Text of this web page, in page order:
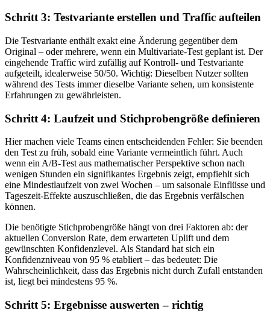
Schritt 3: Testvariante erstellen und Traffic aufteilen
Die Testvariante enthält exakt eine Änderung gegenüber dem
Original – oder mehrere, wenn ein Multivariate-Test geplant ist. Der
eingehende Traffic wird zufällig auf Kontroll- und Testvariante
aufgeteilt, idealerweise 50/50. Wichtig: Dieselben Nutzer sollten
während des Tests immer dieselbe Variante sehen, um konsistente
Erfahrungen zu gewährleisten.
Schritt 4: Laufzeit und Stichprobengröße definieren
Hier machen viele Teams einen entscheidenden Fehler: Sie beenden
den Test zu früh, sobald eine Variante vermeintlich führt. Auch
wenn ein A/B-Test aus mathematischer Perspektive schon nach
wenigen Stunden ein signifikantes Ergebnis zeigt, empfiehlt sich
eine Mindestlaufzeit von zwei Wochen – um saisonale Einflüsse und
Tageszeit-Effekte auszuschließen, die das Ergebnis verfälschen
können.
Die benötigte Stichprobengröße hängt von drei Faktoren ab: der
aktuellen Conversion Rate, dem erwarteten Uplift und dem
gewünschten Konfidenzlevel. Als Standard hat sich ein
Konfidenzniveau von 95 % etabliert – das bedeutet: Die
Wahrscheinlichkeit, dass das Ergebnis nicht durch Zufall entstanden
ist, liegt bei mindestens 95 %.
Schritt 5: Ergebnisse auswerten – richtig